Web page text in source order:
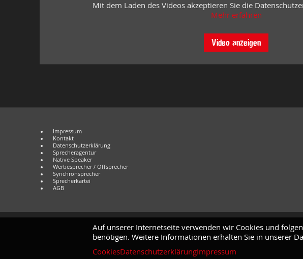
Mit dem Laden des Videos akzeptieren Sie die
Mehr erfahren
Video anzeigen
Impressum
Kontakt
Datenschutzerklärung
Sprecheragentur
Native Speaker
Werbesprecher / Offsprecher
Synchronsprecher
Sprecherkartei
AGB
Auf unserer Internetseite verwenden wir Cookies und
benötigen. Weitere Informationen erhalten Sie in unserer
CookiesDatenschutzerklärungImpressum